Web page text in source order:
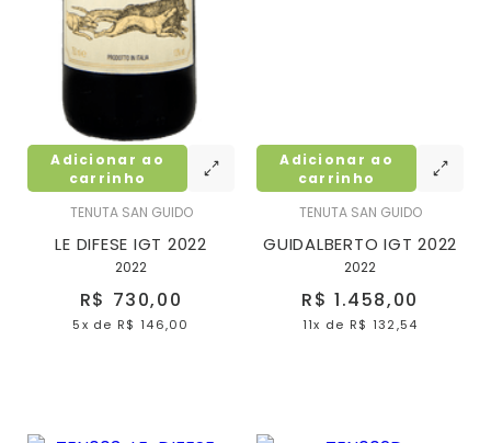
TENUTA SAN GUIDO
LE DIFESE IGT 2022
2022
R$ 730,00
5x de R$ 146,00
Adicionar ao
carrinho
TENUTA SAN GUIDO
GUIDALBERTO IGT 2022
2022
R$ 1.458,00
11x de R$ 132,54
Adicionar ao
carrinho